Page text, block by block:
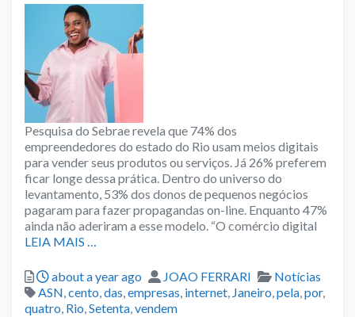
Pesquisa do Sebrae revela que 74% dos
empreendedores do estado do Rio usam meios digitais
para vender seus produtos ou serviços. Já 26% preferem
ficar longe dessa prática. Dentro do universo do
levantamento, 53% dos donos de pequenos negócios
pagaram para fazer propagandas on-line. Enquanto 47%
ainda não aderiram a esse modelo. “O comércio digital
LEIA MAIS …
Posted
about a year ago Author
JOAO FERRARI Categories
Notícias
Tags
ASN,cento,das,empresas, internet, Janeiro,pela,por,
quatro, Rio,Setenta,vendem